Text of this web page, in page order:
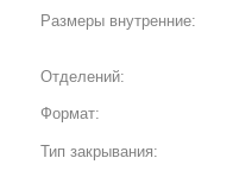
Размеры внутренние:
Отделений:
Формат:
Тип закрывания: